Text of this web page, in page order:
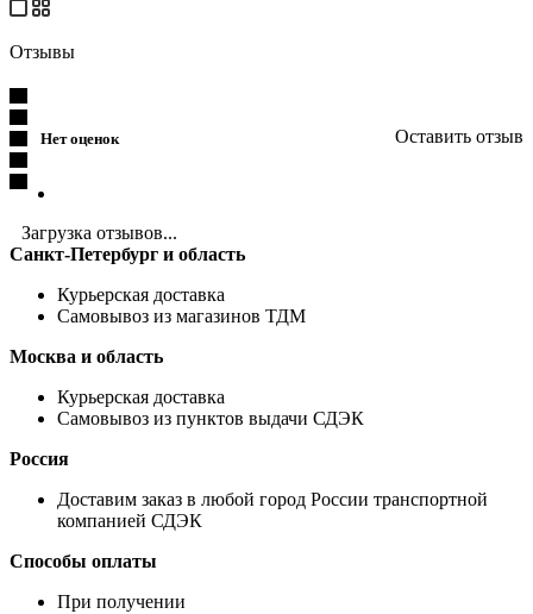
Отзывы
Нет оценок Оставить отзыв
Загрузка отзывов...
Санкт-Петербург и область
Курьерская доставка
Самовывоз из магазинов ТДМ
Москва и область
Курьерская доставка
Самовывоз из пунктов выдачи СДЭК
Россия
Доставим заказ в любой город России транспортной
компанией СДЭК
Способы оплаты
При получении